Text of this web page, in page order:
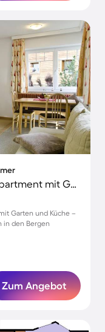
Kinderfreundliches schönes Apartment mit Garten | Ideal für Homeoffice
Garten und Küche –
in den Bergen
Zum Angebot